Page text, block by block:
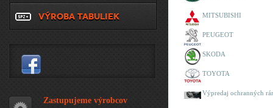
MITSUBISHI
PEUGEOT
SKODA
TOYOTA
Výpredaj ochranných
VÝROBA TABULIEK
Zastupujeme výrobcov